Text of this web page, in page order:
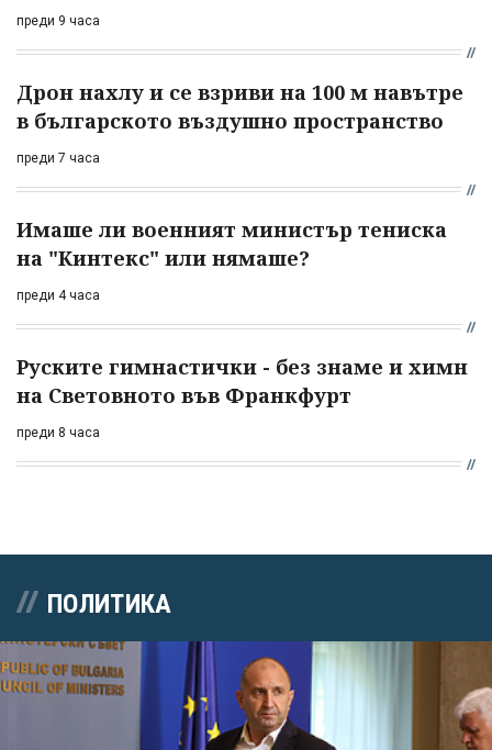
преди 9 часа
Дрон нахлу и се взриви на 100 м навътре
в българското въздушно пространство
преди 7 часа
Имаше ли военният министър тениска
на "Кинтекс" или нямаше?
преди 4 часа
Руските гимнастички - без знаме и химн
на Световното във Франкфурт
преди 8 часа
ПОЛИТИКА